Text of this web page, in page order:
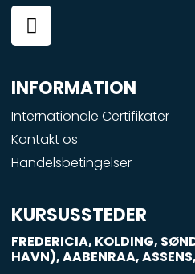
F
a
c
e
b
o
o
k
-
q
u
a
INFORMATION
Internationale Certifikater
Kontakt os
Handelsbetingelser
KURSUSSTEDER
FREDERICIA, KOLDING,
HAVN), AABENRAA,